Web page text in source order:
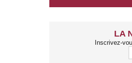
LA
Inscrivez-